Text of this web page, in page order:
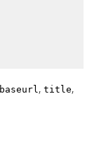
baseurl , title,